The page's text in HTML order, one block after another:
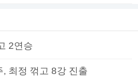
2연승
최정 꺾고 8강 진출